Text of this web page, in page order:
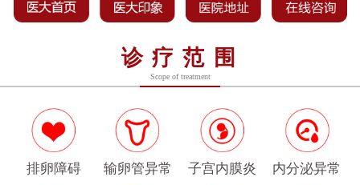
诊疗范围
Scope of treatment
排卵障碍 输卵管异常 子宫内膜炎 内分泌异常